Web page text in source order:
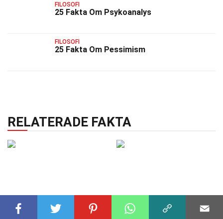
FILOSOFI
25 Fakta Om Psykoanalys
FILOSOFI
25 Fakta Om Pessimism
RELATERADE FAKTA